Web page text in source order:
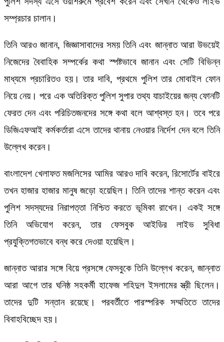
সম্প্রচার চালান।
তিনি আরও জানান, জিজ্ঞাসাবাদের সময় তিনি এবং জান্নাত আরা উভয়েই
নিজেদের বৈবাহিক সম্পর্কের কথা স্পষ্টভাবে জানান এবং সেটি বিভিন্ন
মাধ্যমে প্রচারিতও হয়। তার দাবি, প্রথমে পুলিশ তার মোবাইল ফোন
নিয়ে নেয়। পরে এক অতিরিক্ত পুলিশ সুপার তথ্য যাচাইয়ের জন্য ফোনটি
ফেরত দেন এবং পরিচিতজনদের সঙ্গে কথা বলে আশ্বস্ত হন। তবে পরে
ডিজিএফআই কর্মকর্তারা এসে তাদের থানায় নেওয়ার নির্দেশ দেন বলে তিনি
উল্লেখ করেন।
বাংলাদেশ খেলাফত মজলিসের আমির আরও দাবি করেন, রিসোর্টের বাইরে
তখন হাজার হাজার মানুষ জড়ো হয়েছিল। তিনি তাদের শান্ত করেন এবং
পুলিশ সদস্যদের নিরাপত্তা নিশ্চিত করতে ভূমিকা রাখেন। একই সঙ্গে
তিনি অভিযোগ করেন, তার ফেসবুক আইডির লাইভ সুবিধা
প্রযুক্তিগতভাবে বন্ধ করে দেওয়া হয়েছিল।
জান্নাত আরার সঙ্গে বিয়ে প্রসঙ্গে ফেসবুকে তিনি উল্লেখ করেন, জান্নাত
আরা আগে তার ঘনিষ্ঠ সহকর্মী হাফেজ শহিদুল ইসলামের স্ত্রী ছিলেন।
তাদের দুটি সন্তান রয়েছে। পরবর্তীতে পারস্পরিক সম্মতিতে তাদের
বিবাহবিচ্ছেদ হয়।